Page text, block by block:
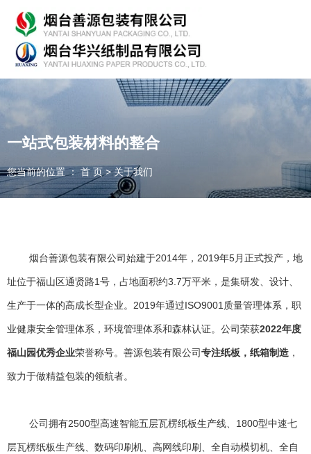
专业从事产品包装的研发、生产、销售，欢迎咨询！
随时为客户提供各种纸箱、纸板
全国咨询热线：
135-7354-8183
一站式包装材料的整合
您当前的位置 ： 首 页>关于我们
烟台善源包装有限公司始建于2014年，2019年5月正式投产，地
址位于福山区通贤路1号，占地面积约3.7万平米，是集研发、设计、
生产于一体的高成长型企业。2019年通过ISO9001质量管理体系，职
业健康安全管理体系，环境管理体系和森林认证。公司荣获2022年度
福山园优秀企业荣誉称号。善源包装有限公司专注纸板，纸箱制造 ，
致力于做精益包装的领航者。
公司拥有2500型高速智能五层瓦楞纸板生产线、1800型中速七
层瓦楞纸板生产线、数码印刷机、高网线印刷、全自动模切机、全自